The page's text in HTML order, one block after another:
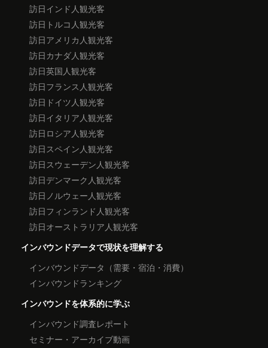
訪日インド人観光客
訪日トルコ人観光客
訪日アメリカ人観光客
訪日カナダ人観光客
訪日英国人観光客
訪日フランス人観光客
訪日ドイツ人観光客
訪日イタリア人観光客
訪日ロシア人観光客
訪日スペイン人観光客
訪日スウェーデン人観光客
訪日デンマーク人観光客
訪日ノルウェー人観光客
訪日フィンランド人観光客
訪日オーストラリア人観光客
インバウンドデータで現状を理解する
インバウンドデータ（需要・宿泊・消費）
インバウンドランキング
インバウンドを体系的に学ぶ
インバウンド調査レポート
セミナー・アーカイブ動画